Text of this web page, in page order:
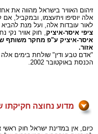
זיהום האוויר בישראל מהווה את
אלה יוסיפו ויתעצמו, ובמקביל,
לאור עובדות אלה, ועל מנת להביא
ציפי איסר-איציק, חוק אוויר נקי
אזור.
"אדם טבע ודין" שולחת בימים
הכנסת באוקטובר 2002.
מדוע נחוצה
כיום, אין במדינת ישראל חוק